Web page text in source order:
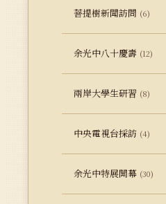
菩提樹新聞訪問 (6)
余光中八十慶壽 (12)
兩岸大學生研習 (8)
中央電視台採訪 (4)
余光中特展開幕 (30)